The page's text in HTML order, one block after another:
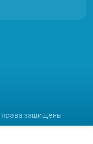
права защищены